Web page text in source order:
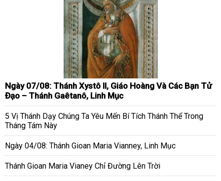
Ngày 07/08: Thánh Xystô II, Giáo Hoàng Và Các Bạn Tử
Đạo – Thánh Gaêtanô, Linh Mục
5 Vị Thánh Dạy Chúng Ta Yêu Mến Bí Tích Thánh Thể Trong
Tháng Tám Này
Ngày 04/08: Thánh Gioan Maria Vianney, Linh Mục
Thánh Gioan Maria Vianey Chỉ Đường Lên Trời